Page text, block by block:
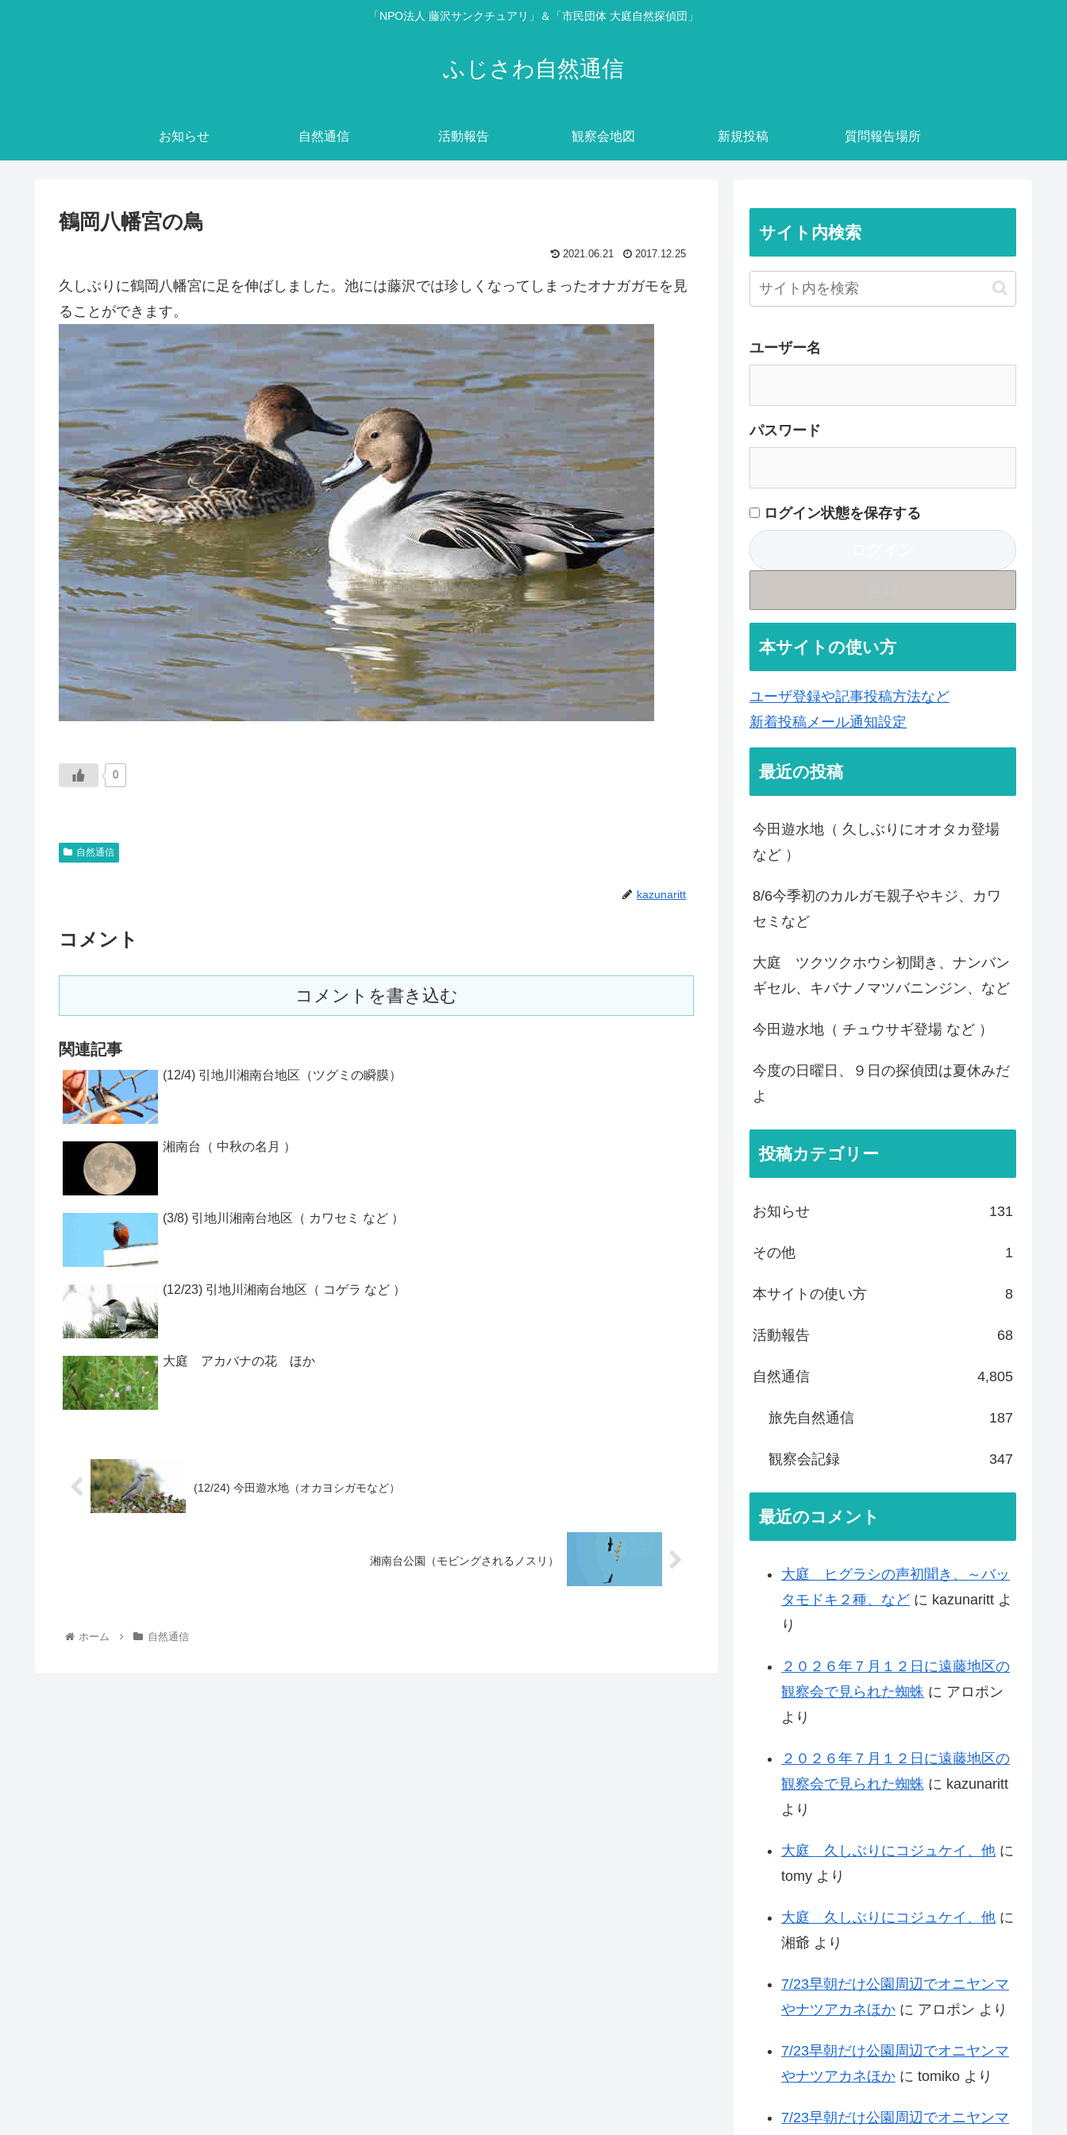
「NPO法人 藤沢サンクチュアリ」＆「市民団体 大庭自然探偵団」
ふじさわ自然通信
お知らせ 自然通信 活動報告 観察会地図 新規投稿 質問報告場所
鶴岡八幡宮の鳥
2021.06.21 2017.12.25
久しぶりに鶴岡八幡宮に足を伸ばしました。池には藤沢では珍しくなってしまったオナガガモを見
ることができます。
0
自然通信
kazunaritt
コメント
コメントを書き込む
関連記事
(12/4) 引地川湘南台地区（ツグミの瞬膜）
湘南台（ 中秋の名月 ）
(3/8) 引地川湘南台地区（ カワセミ など ）
(12/23) 引地川湘南台地区（ コゲラ など ）
大庭 アカバナの花 ほか
(12/24) 今田遊水地（オカヨシガモなど）
湘南台公園（モビングされるノスリ）
ホーム 自然通信
サイト内検索
ユーザー名
パスワード
ログイン状態を保存する
本サイトの使い方
ユーザ登録や記事投稿方法など
新着投稿メール通知設定
最近の投稿
今田遊水地（ 久しぶりにオオタカ登場
など ）
8/6今季初のカルガモ親子やキジ、カワ
セミなど
大庭 ツクツクホウシ初聞き、ナンバン
ギセル、キバナノマツバニンジン、など
今田遊水地（ チュウサギ登場 など ）
今度の日曜日、９日の探偵団は夏休みだ
よ
投稿カテゴリー
お知らせ 131
その他 1
本サイトの使い方 8
活動報告 68
自然通信 4,805
旅先自然通信 187
観察会記録 347
最近のコメント
大庭 ヒグラシの声初聞き、～バッ
タモドキ２種、など に kazunaritt よ
り
２０２６年７月１２日に遠藤地区の
観察会で見られた蜘蛛 に アロポン
より
２０２６年７月１２日に遠藤地区の
観察会で見られた蜘蛛 に kazunaritt
より
大庭 久しぶりにコジュケイ、他 に
tomy より
大庭 久しぶりにコジュケイ、他 に
湘爺 より
7/23早朝だけ公園周辺でオニヤンマ
やナツアカネほか に アロポン より
7/23早朝だけ公園周辺でオニヤンマ
やナツアカネほか に tomiko より
7/23早朝だけ公園周辺でオニヤンマ